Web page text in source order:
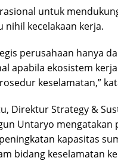
untuk
nihil kecelakaan kerja.
perusahaan hanya
apabila ekosistem
keselamatan,”
Direktur Strategy &
Untaryo mengatakan
kapasitas
bidang keselamatan